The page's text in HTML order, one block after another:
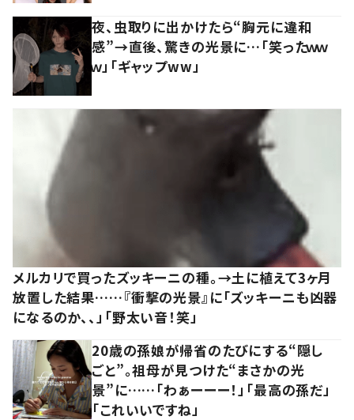
夜、虫取りに出かけたら“胸元に違和
感”→直後、驚きの光景に…「笑ったｗｗ
ｗ」「ギャップww」
メルカリで買ったズッキーニの種。→土に植えて3ヶ月
放置した結果……『衝撃の光景』に「ズッキーニも凶器
になるのか、、」「野太い音！笑」
20歳の孫娘が帰省のたびにする“隠し
ごと”。祖母が見つけた“まさかの光
景”に……「わぁーーー！」「最高の孫だ」
「これいいですね」